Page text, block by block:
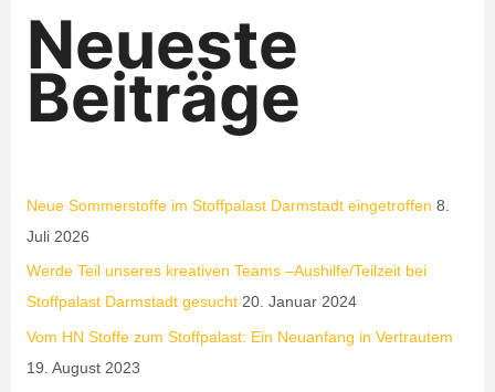
Neueste
Beiträge
Neue Sommerstoffe im Stoffpalast Darmstadt eingetroffen 8.
Juli 2026
Werde Teil unseres kreativen Teams –Aushilfe/Teilzeit bei
Stoffpalast Darmstadt gesucht 20. Januar 2024
Vom HN Stoffe zum Stoffpalast: Ein Neuanfang in Vertrautem
19. August 2023